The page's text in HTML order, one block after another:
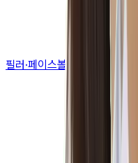
필러·페이스볼륨